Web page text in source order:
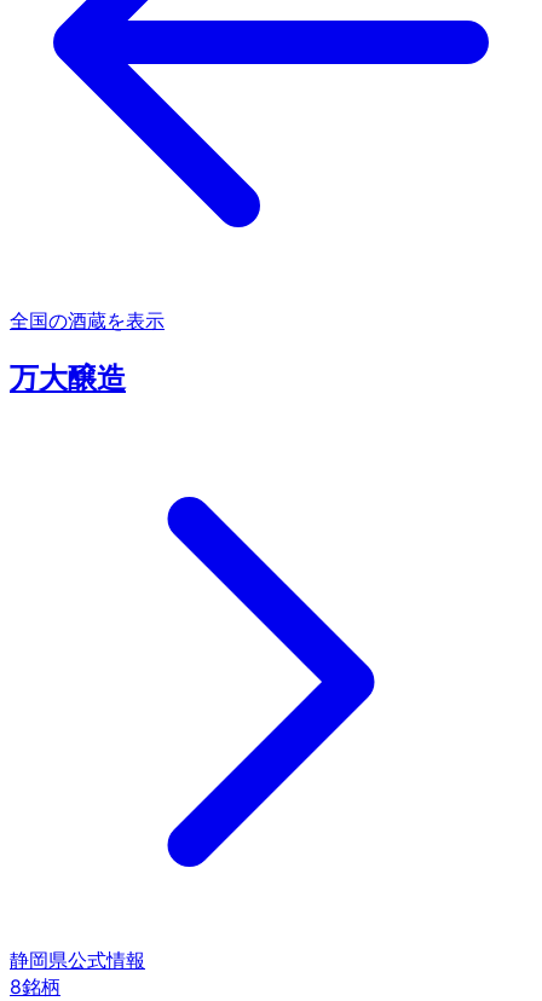
全国の酒蔵を表示
万大醸造
静岡県公式情報
8銘柄